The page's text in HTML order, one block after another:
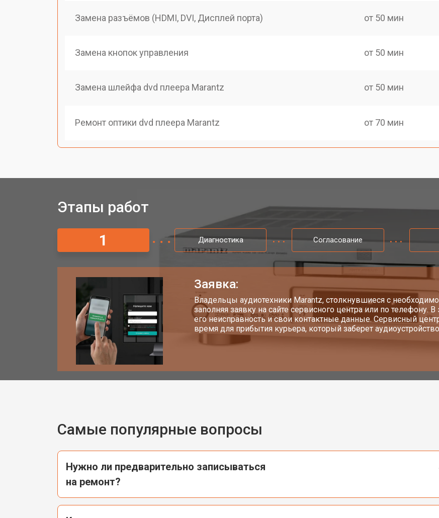
Замена разъёмов (HDMI, DVI, Дисплей порта) от 50 мин
Замена кнопок управления от 50 мин
Замена шлейфа dvd плеера Marantz от 50 мин
Ремонт оптики dvd плеера Marantz от 70 мин
Этапы работ
1
Диагностика Согласование
Заявка:
Владельцы аудиотехники Marantz, столкнувшиеся с
заполняя заявку на сайте сервисного центра или по телефону.
его неисправность и свои контактные данные. Сервисный
время для прибытия курьера, который заберет
Самые популярные вопросы
Нужно ли предварительно записываться
на ремонт?